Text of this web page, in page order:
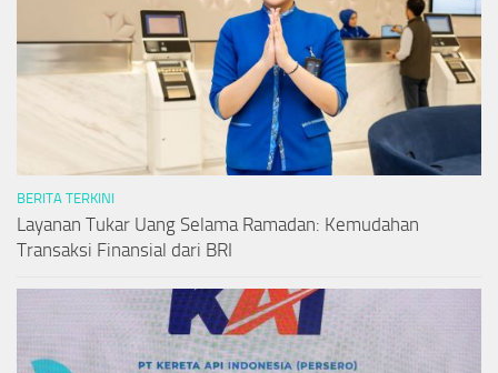
BERITA TERKINI
Layanan Tukar Uang Selama Ramadan: Kemudahan
Transaksi Finansial dari BRI